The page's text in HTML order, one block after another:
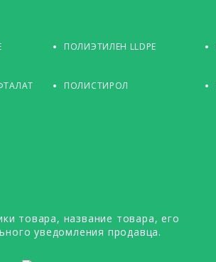
ПОЛИЭТИЛЕН LLDPE
ПОЛИСТИРОЛ
товара, название товара, его
уведомления продавца.